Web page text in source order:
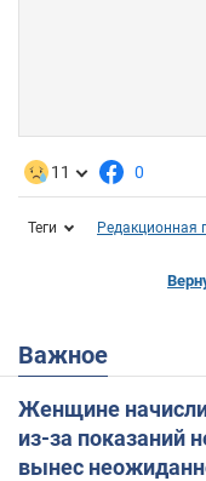
11 0
Теги Редакционная
Важное
Женщине
из-за показаний
вынес